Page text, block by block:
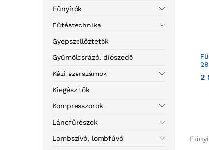
2
Fűnyírók
Fűtéstechnika
Gyepszellőztetők
Gyümölcsrázó, diószedő
Kézi szerszámok
Kiegészítők
Kompresszorok
Láncfűrészek
Lombszívó, lombfúvó